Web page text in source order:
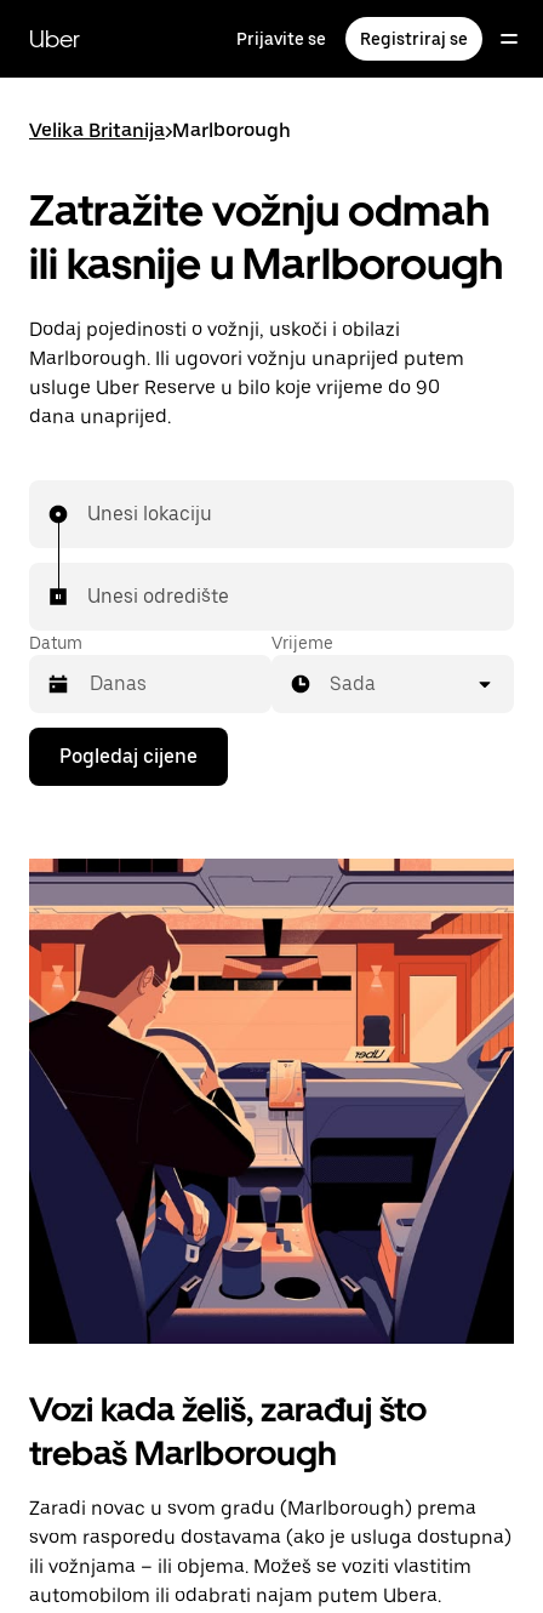
glavni
sadržaj
Uber Prijavite se Registriraj se
Velika Britanija>Marlborough
Zatražite vožnju odmah
ili kasnije u Marlborough
Dodaj pojedinosti o vožnji, uskoči i obilazi
Marlborough. Ili ugovori vožnju unaprijed putem
usluge Uber Reserve u bilo koje vrijeme do 90
dana unaprijed.
Unesi lokaciju
Unesi odredište
Datum
Pritisni
tipku
sa
za
s
kalendarom
odaberi
datum.
Pritisni
tipku
escape
zatvaranje
kalendara.
Vrijeme
Sada
Pogledaj cijene
Vozi kada želiš, zarađuj što
trebaš Marlborough
Zaradi novac u svom gradu (Marlborough) prema
svom rasporedu dostavama (ako je usluga dostupna)
ili vožnjama – ili objema. Možeš se voziti vlastitim
automobilom ili odabrati najam putem Ubera.